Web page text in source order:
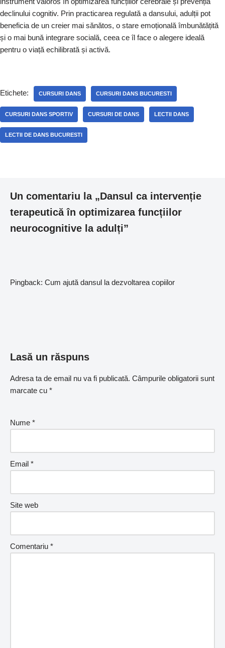
declinului cognitiv. Prin practicarea regulată a dansului, adulții pot
beneficia de un creier mai sănătos, o stare emoțională îmbunătățită
și o mai bună integrare socială, ceea ce îl face o alegere ideală
pentru o viață echilibrată și activă.
Etichete: CURSURI DANS CURSURI DANS BUCURESTI
CURSURI DANS SPORTIV CURSURI DE DANS LECTII DANS
LECTII DE DANS BUCURESTI
Un comentariu la „Dansul ca intervenție
terapeutică în optimizarea funcțiilor
neurocognitive la adulți”
Pingback: Cum ajută dansul la dezvoltarea copiilor
Lasă un răspuns
Adresa ta de email nu va fi publicată. Câmpurile obligatorii sunt
marcate cu *
Nume *
Email *
Site web
Comentariu *